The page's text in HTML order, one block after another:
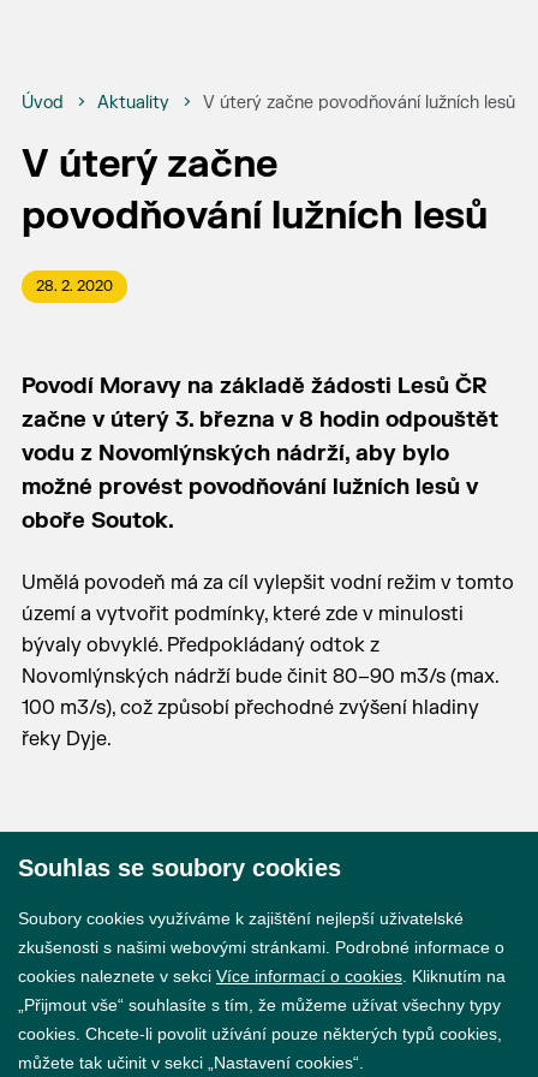
Úvod Aktuality V úterý začne povodňování lužních lesů
V úterý začne
povodňování lužních lesů
28. 2. 2020
Povodí Moravy na základě žádosti Lesů ČR
začne v úterý 3. března v 8 hodin odpouštět
vodu z Novomlýnských nádrží, aby bylo
možné provést povodňování lužních lesů v
oboře Soutok.
Umělá povodeň má za cíl vylepšit vodní režim v tomto
území a vytvořit podmínky, které zde v minulosti
bývaly obvyklé. Předpokládaný odtok z
Novomlýnských nádrží bude činit 80–90 m3/s (max.
100 m3/s), což způsobí přechodné zvýšení hladiny
řeky Dyje.
Souhlas se soubory cookies
Soubory cookies využíváme k zajištění nejlepší uživatelské
zkušenosti s našimi webovými stránkami. Podrobné informace o
cookies naleznete v sekci Více informací o cookies . Kliknutím na
„Přijmout vše“ souhlasíte s tím, že můžeme užívat všechny typy
cookies. Chcete-li povolit užívání pouze některých typů cookies,
můžete tak učinit v sekci „Nastavení cookies“.